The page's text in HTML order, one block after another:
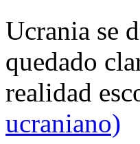
Ucrania se
quedado
realidad
ucraniano)